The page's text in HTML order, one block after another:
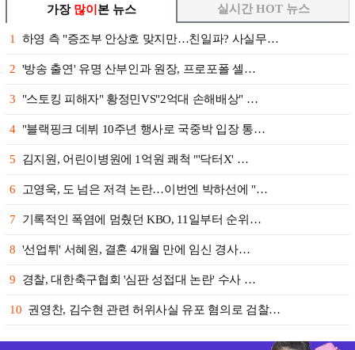
가장 많이 본 뉴스
1 하영 측 "증조부 안상호 맞지만…친일파? 사실무…
2 '방송 출연' 유명 산부인과 원장, 프로포폴 셀…
3 "스토킹 피해자" 황정민VS"2억대 손해배상" …
4 "블랙핑크 데뷔 10주년 행사로 국중박 입장 통…
5 김지원, 어린이병원에 1억원 쾌척 "'닥터X' …
6 고영욱, 도 넘은 저격 논란…이번엔 박하선에 "…
7 기록적인 폭염에 멈췄던 KBO, 11일부터 순위…
8 '선업튀' 서혜원, 결혼 4개월 만에 임신 경사…
9 경찰, 대한축구협회 '심판 성접대 논란' 수사 …
10 권영찬, 김수현 관련 허위사실 유포 혐의로 검찰…
실시간 HOT 뉴스